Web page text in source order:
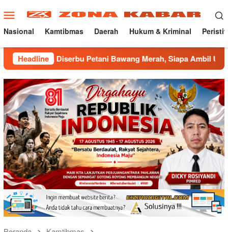
ke
konten
Menu
Mobile
Nasional Kamtibmas Daerah Hukum & Kriminal
Headline
Diserbu Petani Bawang Merah, Siapa Ambil Untung ???